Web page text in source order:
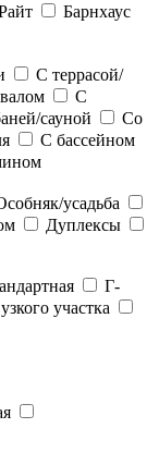
Барнхаус
С террасой/
С
сауной
Со
С бассейном
усадьба
Дуплексы
Г-
участка